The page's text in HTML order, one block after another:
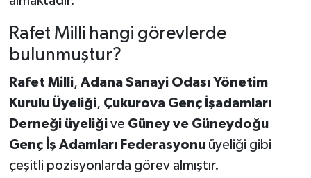
Rafet Milli hangi görevlerde
bulunmuştur?
Rafet Milli, Adana Sanayi Odası Yönetim
Kurulu Üyeliği, Çukurova Genç İşadamları
Derneği üyeliğive Güney ve Güneydoğu
Genç İş Adamları Federasyonuüyeliği gibi
çeşitli pozisyonlarda görev almıştır.